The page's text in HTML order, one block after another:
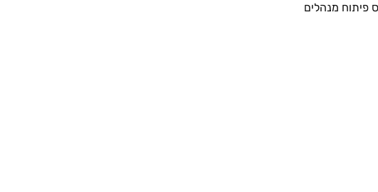
פיתוח מנהלים